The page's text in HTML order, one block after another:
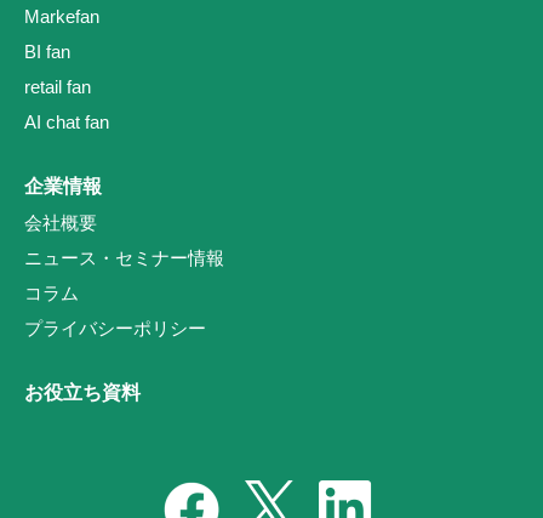
Markefan
BI fan
retail fan
AI chat fan
企業情報
会社概要
ニュース・セミナー情報
コラム
プライバシーポリシー
お役立ち資料